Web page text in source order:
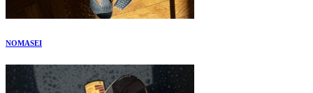
NOMASEI